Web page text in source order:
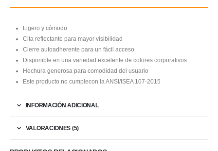
Ligero y cómodo
Cita reflectante para mayor visibilidad
Cierre autoadherente para un fácil acceso
Disponible en una variedad excelente de colores corporativos
Hechura generosa para comodidad del usuario
Este producto no cumplecon la ANSI/ISEA 107-2015
INFORMACIÓN ADICIONAL
VALORACIONES (5)